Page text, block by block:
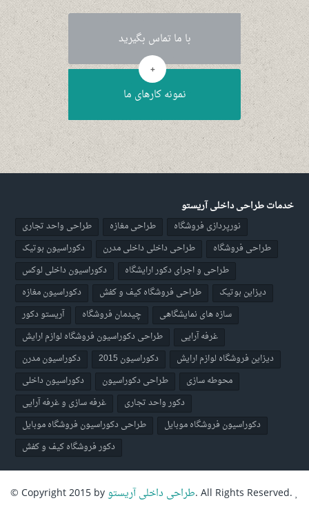
با ما تماس بگیرید
+
نمونه کارهای ما
خدمات طراحی داخلی آریستو
طراحی واحد تجاری طراحی مغازه
نورپردازی فروشگاه
دکوراسیون بوتیک
طراحی داخلی داخلی مدرن
طراحی فروشگاه
دکوراسیون داخلی لوکس
طراحی و اجرای دکور ارایشگاه
دکوراسیون مغازه
طراحی فروشگاه کیف و کفش
دیزاین بوتیک
آریستو دکور
چیدمان فروشگاه
سازه های نمایشگاهی
طراحی دکوراسیون فروشگاه لوازم ارایش
غرفه آرایی
دکوراسیون مدرن
دکوراسیون 2015
دیزاین فروشگاه لوازم ارایش
دکوراسیون داخلی
طراحی دکوراسیون
محوطه سازی
غرفه سازی و غرفه آرایی
دکور واحد تجاری
طراحی دکوراسیون فروشگاه موبایل
دکوراسیون فروشگاه موبایل
دکور فروشگاه کیف و کفش
© Copyright 2015 by طراحی داخلی آریستو. All Rights Reserved.